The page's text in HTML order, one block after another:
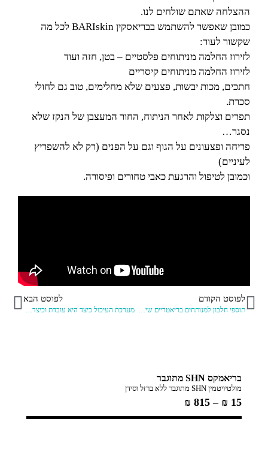
ההצלחה שאתם שולחים לנו.
כמובן שאפשר להשתמש בבריאסקין BARIskin לכל מה
שקשור לעור:
לזירוז החלמה מניתוחים פלסטיים – בטן, חזה ועוד
לזירוז החלמה מניתוחים קיסריים
חתכים, מכות יבשות, פצעים שלא מחלימים, טוב גם לחולי
סכרת.
תפרים וצלקות לאחר הניתוח, החור המעצבן של הנקז שלא
נסגר…
פריחה ופצעונים על הגוף וגם על הפנים (רק לא להשפריץ
לעיניים)
וכמובן לטיפול והרגעת כאבי טחורים ופיסורה.
לפוסט הקודם
תוספי חלבון למנותחים בריאטריים שימו לב
לפוסט הבא
מערכת העיכול כיצד היא עובדת וכיצד היא משתנה בעקבות ניתוח קיצור קיבה
בריאמקס SHN מתוגבר
מולטיויטמין SHN מתוגבר ללא ברזל וסידן
₪ 15
–
₪ 815